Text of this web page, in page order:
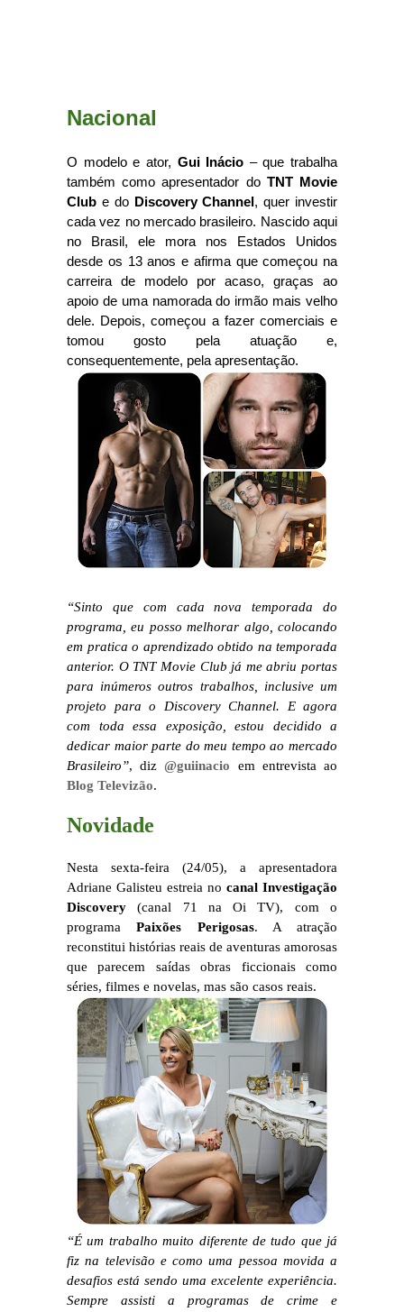
Nacional
O modelo e ator, Gui Inácio – que trabalha
também como apresentador do TNT Movie
Club e do Discovery Channel, quer investir
cada vez no mercado brasileiro. Nascido aqui
no Brasil, ele mora nos Estados Unidos
desde os 13 anos e afirma que começou na
carreira de modelo por acaso, graças ao
apoio de uma namorada do irmão mais velho
dele. Depois, começou a fazer comerciais e
tomou gosto pela atuação e,
consequentemente, pela apresentação.
“Sinto que com cada nova temporada do
programa, eu posso melhorar algo, colocando
em pratica o aprendizado obtido na temporada
anterior. O TNT Movie Club já me abriu portas
para inúmeros outros trabalhos, inclusive um
projeto para o Discovery Channel. E agora
com toda essa exposição, estou decidido a
dedicar maior parte do meu tempo ao mercado
Brasileiro”, diz@guiinacio em entrevista ao
Blog Televizão.
Novidade
Nesta sexta-feira (24/05), a apresentadora
Adriane Galisteu estreia no canal Investigação
Discovery(canal 71 na Oi TV), com o
programaPaixões Perigosas. A atração
reconstitui histórias reais de aventuras amorosas
que parecem saídas obras ficcionais como
séries, filmes e novelas, mas são casos reais.
“É um trabalho muito diferente de tudo que já
fiz na televisão e como uma pessoa movida a
desafios está sendo uma excelente experiência.
Sempre assisti a programas de crime e